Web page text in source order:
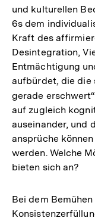
und kulturellen
6s dem
Kraft des
Desintegration,
Entmächtigung
aufbürdet, die die
gerade erschwert“
auf zugleich
auseinander, und
ansprüche
werden. Welche
bieten sich an?
Bei dem